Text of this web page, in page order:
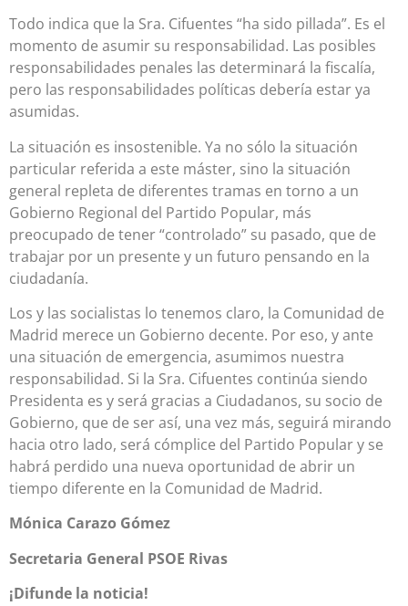
Todo indica que la Sra. Cifuentes “ha sido pillada”. Es el
momento de asumir su responsabilidad. Las posibles
responsabilidades penales las determinará la fiscalía,
pero las responsabilidades políticas debería estar ya
asumidas.
La situación es insostenible. Ya no sólo la situación
particular referida a este máster, sino la situación
general repleta de diferentes tramas en torno a un
Gobierno Regional del Partido Popular, más
preocupado de tener “controlado” su pasado, que de
trabajar por un presente y un futuro pensando en la
ciudadanía.
Los y las socialistas lo tenemos claro, la Comunidad de
Madrid merece un Gobierno decente. Por eso, y ante
una situación de emergencia, asumimos nuestra
responsabilidad. Si la Sra. Cifuentes continúa siendo
Presidenta es y será gracias a Ciudadanos, su socio de
Gobierno, que de ser así, una vez más, seguirá mirando
hacia otro lado, será cómplice del Partido Popular y se
habrá perdido una nueva oportunidad de abrir un
tiempo diferente en la Comunidad de Madrid.
Mónica Carazo Gómez
Secretaria General PSOE Rivas
¡Difunde la noticia!